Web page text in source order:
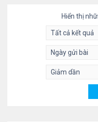
Hiển thị